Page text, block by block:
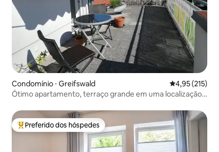
Condomínio ⋅ Greifswald 4,95 de uma
4,95 (215)
Ótimo apartamento, terraço grande em uma localização
Entre os melhores preferidos dos hóspedes
Preferido dos hóspedes